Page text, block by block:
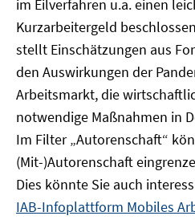
im Eilverfahren u.a. einen
Kurzarbeitergeld
stellt Einschätzungen aus
den Auswirkungen der
Arbeitsmarkt, die
notwendige Maßnahmen in
Im Filter „Autorenschaft“
(Mit-)Autorenschaft
Dies könnte Sie auch
IAB-Infoplattform Mobiles